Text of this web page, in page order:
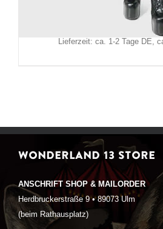
Inkl. MwSt.
Versand
Lieferzeit: ca. 1-2 Tage DE,
WONDERLAND 13 STORE
ANSCHRIFT SHOP & MAILORDER
Herdbruckerstraße 9 • 89073 Ulm
(beim Rathausplatz)